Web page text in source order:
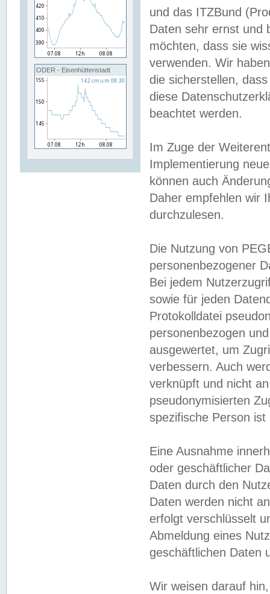
ODER - Eisenhüttenstadt
und das ITZBund
Daten sehr ernst und
möchten, dass sie
verwenden. Wir
die sicherstellen,
diese
beachtet werden.
Im Zuge der
Implementierung
können auch
Daher empfehlen wir
durchzulesen.
Die Nutzung von
personenbezogener
Bei jedem
sowie für jeden
Protokolldatei
personenbezogen
ausgewertet, um
verbessern. Auch
verknüpft und nicht
pseudonymisierten
spezifische Person
Eine Ausnahme
oder geschäftlicher
Daten durch den
Daten werden nicht
erfolgt verschlüsselt
Abmeldung eines
geschäftlichen Daten
Wir weisen darauf